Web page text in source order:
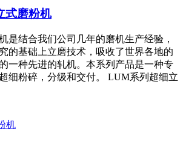
式磨粉机
是结合我们公司几年的磨机生产经验，
的基础上立磨技术，吸收了世界各地的
一种先进的轧机。本系列产品是一种专
细粉碎，分级和交付。 LUM系列超细立